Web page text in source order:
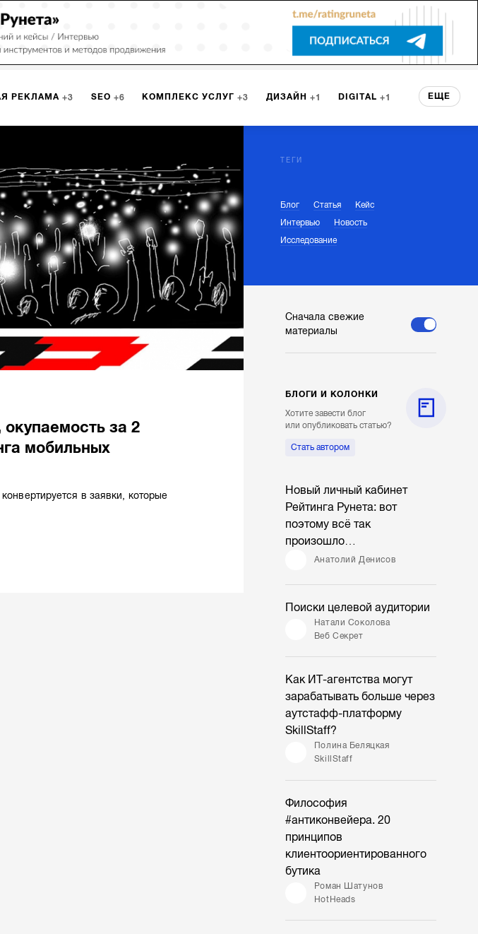
РЕКЛАМА 3 SEO 6 КОМПЛЕКС УСЛУГ 3 ДИЗАЙН 1 DIGITAL 1
МОНИТОРИНГ МЕНЕДЖМЕНТ 2
ЕЩЕ
за 2
мобильных
в заявки, которые
ТЕГИ
Блог Статья
Кейс
Интервью
Новость
Исследование
Сначала свежие
материалы
БЛОГИ И КОЛОНКИ
Хотите завести блог
или опубликовать статью?
Стать автором
Новый личный кабинет
Рейтинга Рунета: вот
поэтому всё так
произошло…
Анатолий Денисов
Поиски целевой аудитории
Натали Соколова
Веб Секрет
Как ИТ-агентства могут
зарабатывать больше через
аутстафф-платформу
SkillStaff?
Полина Беляцкая
SkillStaff
Философия
#антиконвейера. 20
принципов
клиентоориентированного
бутика
Роман Шатунов
HotHeads